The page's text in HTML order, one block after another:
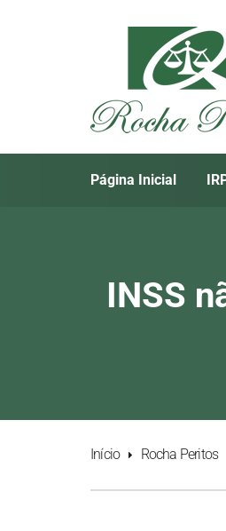
Página Inicial
INSS
Início Rocha Peritos